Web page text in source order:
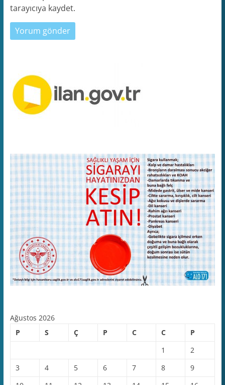
tarayıcıya kaydet.
Ağustos 2026
P
S Ç P C C
P
1
2
3
4 5 6 7 8
9